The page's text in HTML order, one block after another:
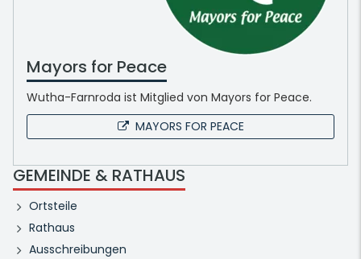
Mayors for Peace
Wutha-Farnroda ist Mitglied von Mayors for Peace.
MAYORS FOR PEACE
GEMEINDE & RATHAUS
Ortsteile
Rathaus
Ausschreibungen